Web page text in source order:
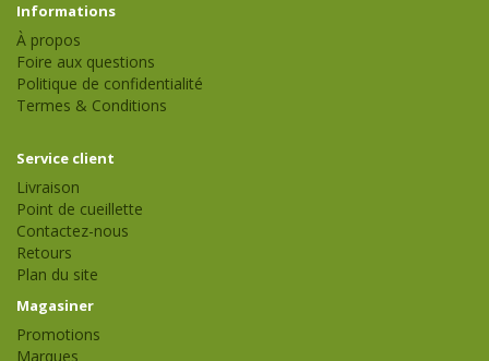
Informations
À propos
Foire aux questions
Politique de confidentialité
Termes & Conditions
Service client
Livraison
Point de cueillette
Contactez-nous
Retours
Plan du site
Magasiner
Promotions
Marques